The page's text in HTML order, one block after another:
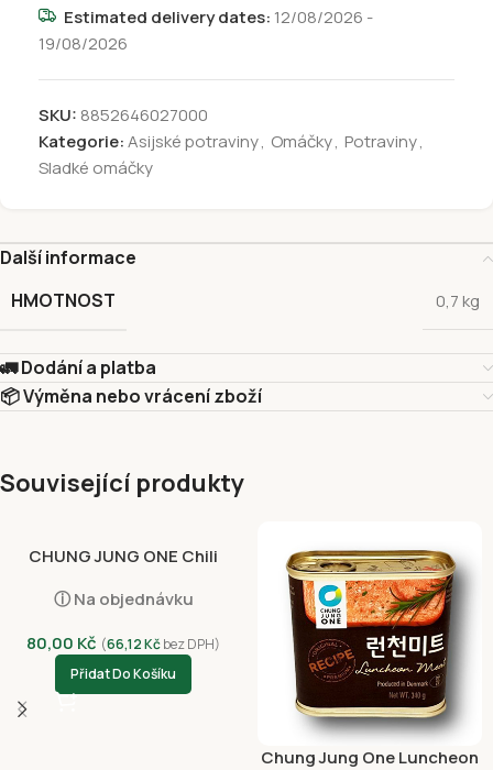
Estimated delivery dates: 12/08/2026 -
19/08/2026
SKU: 8852646027000
Kategorie:Asijské potraviny, Omáčky, Potraviny,
Sladké omáčky
Další informace
HMOTNOST
0,7 kg
🚛 Dodání a platba
📦 Výměna nebo vrácení zboží
Související produkty
CHUNG JUNG ONE Chili
Style 300g
ⓘ Na objednávku
80,00 Kč (66,12Kčbez DPH)
Přidat Do Košíku
Chung Jung One Luncheon